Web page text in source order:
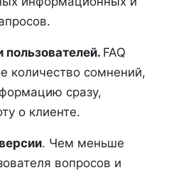
пользователей. FAQ
количество сомнений,
сразу,
о клиенте.
. Чем меньше
вопросов и